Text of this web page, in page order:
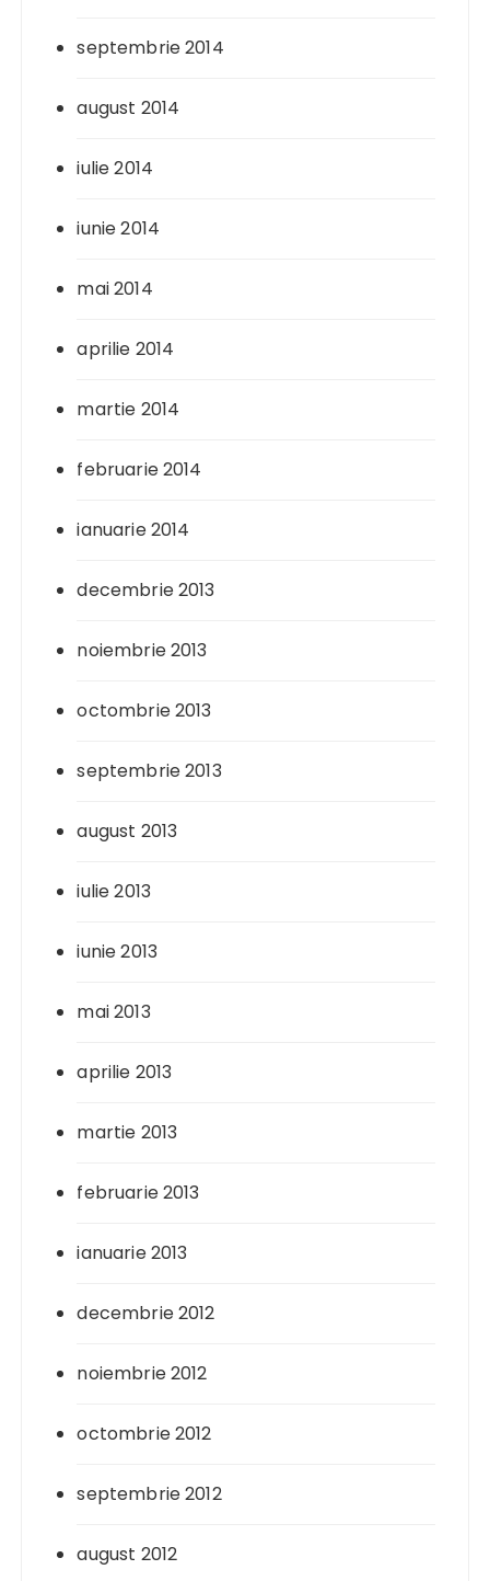
septembrie 2014
august 2014
iulie 2014
iunie 2014
mai 2014
aprilie 2014
martie 2014
februarie 2014
ianuarie 2014
decembrie 2013
noiembrie 2013
octombrie 2013
septembrie 2013
august 2013
iulie 2013
iunie 2013
mai 2013
aprilie 2013
martie 2013
februarie 2013
ianuarie 2013
decembrie 2012
noiembrie 2012
octombrie 2012
septembrie 2012
august 2012